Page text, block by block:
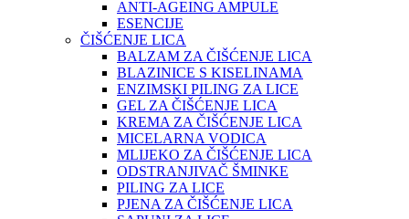
ANTI-AGEING AMPULE
ESENCIJE
ČIŠĆENJE LICA
BALZAM ZA ČIŠĆENJE LICA
BLAZINICE S KISELINAMA
ENZIMSKI PILING ZA LICE
GEL ZA ČIŠĆENJE LICA
KREMA ZA ČIŠĆENJE LICA
MICELARNA VODICA
MLIJEKO ZA ČIŠĆENJE LICA
ODSTRANJIVAČ ŠMINKE
PILING ZA LICE
PJENA ZA ČIŠĆENJE LICA